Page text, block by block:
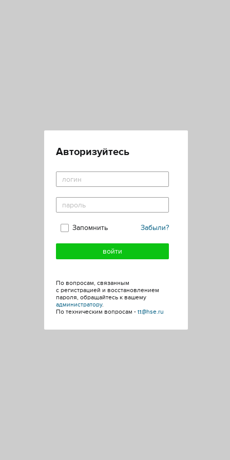
Авторизуйтесь
Забыли?
Запомнить
По вопросам, связанным
с регистрацией и восстановлением
пароля, обращайтесь к вашему
администратору.
По техническим вопросам - tt@hse.ru